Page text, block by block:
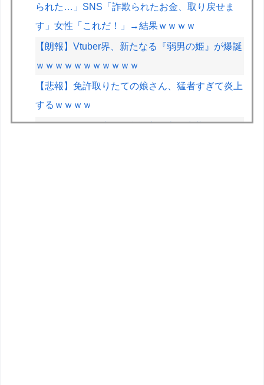
られた…」SNS「詐欺られたお金、取り戻せま
す」女性「これだ！」→結果ｗｗｗｗ
【朗報】Vtuber界、新たなる『弱男の姫』が爆誕
ｗｗｗｗｗｗｗｗｗｗｗ
【悲報】免許取りたての娘さん、猛者すぎて炎上
するｗｗｗｗ
VCARBリザーブでSF参戦中の岩佐歩夢「目の前